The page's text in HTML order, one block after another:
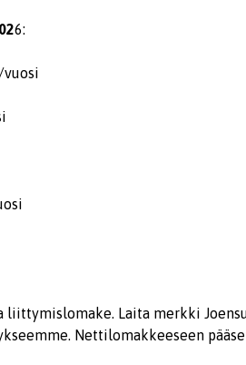
6:
vuosi
liittymislomake. Laita merkki
Nettilomakkeeseen